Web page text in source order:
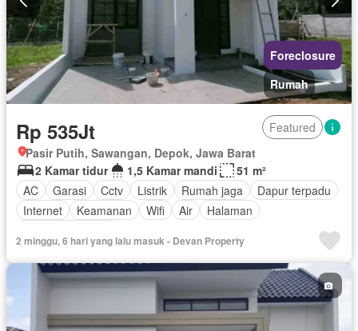
Foreclosure
Rumah
Rp 535Jt
Featured
Pasir Putih, Sawangan, Depok, Jawa Barat
2 Kamar tidur
1,5 Kamar mandi
51 m²
AC
Garasi Cctv Listrik Rumah jaga
Dapur terpadu
Internet
Keamanan Wifi Air
Halaman
2 minggu, 6 hari yang lalu masuk - Devan Property